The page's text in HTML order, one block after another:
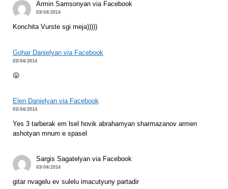
Armin Samsonyan via Facebook
03/04/2014
Konchita Vurste sgi meja)))))
Gohar Danielyan via Facebook
03/04/2014
😛
Elen Danielyan via Facebook
03/04/2014
Yes 3 tarberak em lsel hovik abrahamyan sharmazanov armen
ashotyan mnum e spasel
Sargis Sagatelyan via Facebook
03/04/2014
gitar nvagelu ev sulelu imacutyuny partadir